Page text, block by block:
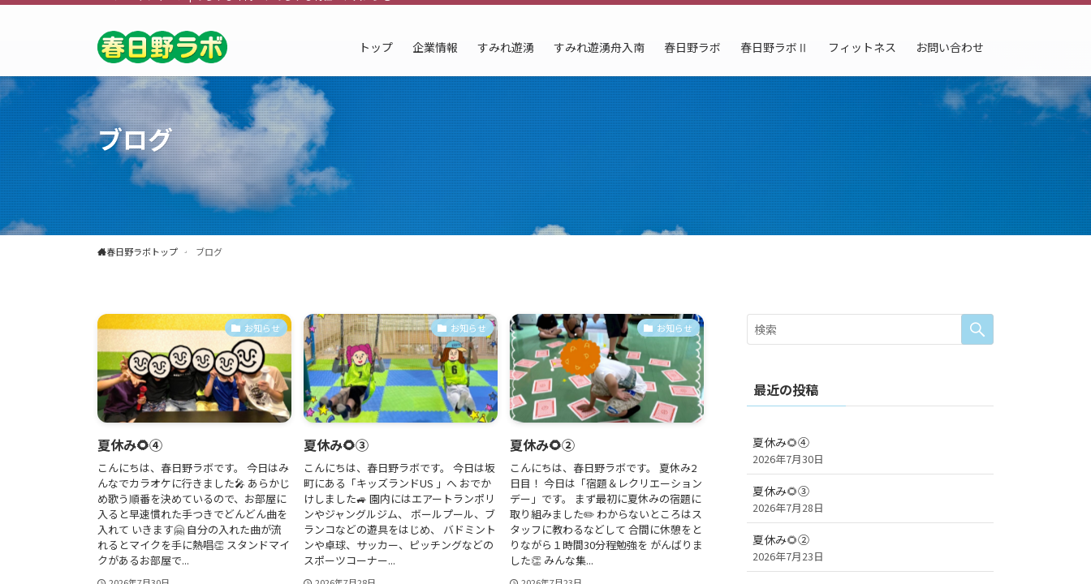
トップ 企業情報 すみれ遊湧 すみれ遊湧舟入南 春日野ラボ 春日野ラボⅡ フィットネス お問い合わせ
ブログ
春日野ラボトップ ブログ
お知らせ
夏休み🌻④
こんにちは、春日野ラボです。 今日はみ
んなでカラオケに行きました🎤 あらかじ
め歌う順番を決めているので、お部屋に
入ると早速慣れた手つきでどんどん曲を
入れて いきます🤗 自分の入れた曲が流
れるとマイクを手に熱唱👏 スタンドマイ
クがあるお部屋で...
お知らせ
夏休み🌻③
こんにちは、春日野ラボです。 今日は坂
町にある「キッズランドUS 」へ おでか
けしました🚙 園内にはエアートランポリ
ンやジャングルジム、 ボールプール、ブ
ランコなどの遊具をはじめ、 バドミント
ンや卓球、サッカー、ピッチングなどの
スポーツコーナー...
お知らせ
夏休み🌻②
こんにちは、春日野ラボです。 夏休み2
日目！ 今日は「宿題＆レクリエーション
デー」です。 まず最初に夏休みの宿題に
取り組みました✏️ わからないところはス
タッフに教わるなどして 合間に休憩をと
りながら１時間30分程勉強を がんばりま
した👏 みんな集...
最近の投稿
夏休み🌻④
2026年7月30日
夏休み🌻③
2026年7月28日
夏休み🌻②
2026年7月23日